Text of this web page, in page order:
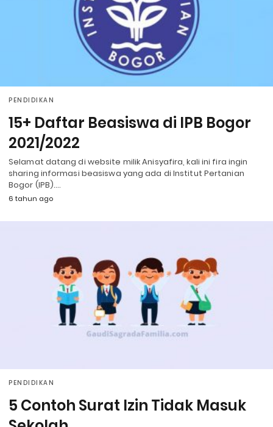
PENDIDIKAN
15+ Daftar Beasiswa di IPB Bogor
2021/2022
Selamat datang di website milik Anisyafira, kali ini fira ingin
sharing informasi beasiswa yang ada di Institut Pertanian
Bogor (IPB).…
6 tahun ago
PENDIDIKAN
5 Contoh Surat Izin Tidak Masuk